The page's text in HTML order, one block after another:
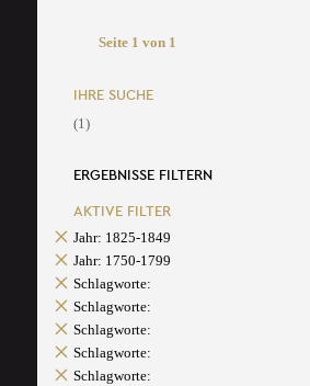
Seite 1 von 1
IHRE SUCHE
(1)
ERGEBNISSE FILTERN
AKTIVE FILTER
Jahr: 1825-1849
Jahr: 1750-1799
Schlagworte:
Schlagworte:
Schlagworte:
Schlagworte:
Schlagworte: